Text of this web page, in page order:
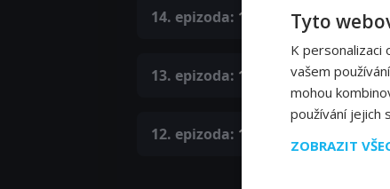
14. epizoda: 14. epizoda
13. epizoda: 13. epizoda
12. epizoda: 12. epizoda
Tyto
K personalizaci
vašem
mohou
používání jejich
ZOBRAZIT